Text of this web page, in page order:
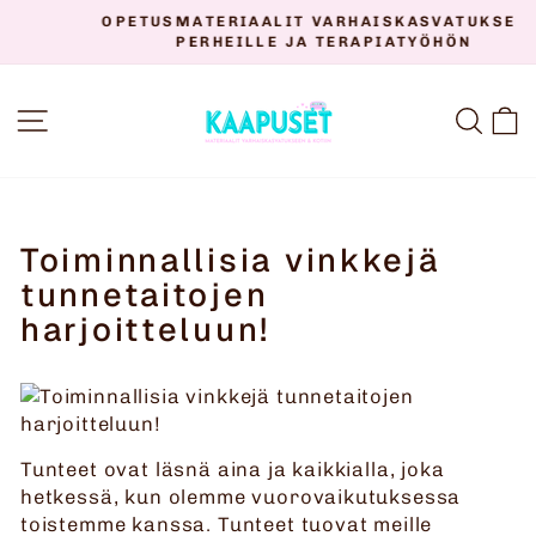
Keskeytä
OPETUSMATERIAALIT VARHAISKASVATUKSEEN,
PERHEILLE JA TERAPIATYÖHÖN
SIVUSTON NAVIGOINTI
Toiminnallisia vinkkejä
tunnetaitojen
harjoitteluun!
Tunteet ovat läsnä aina ja kaikkialla, joka
hetkessä, kun olemme vuorovaikutuksessa
toistemme kanssa. Tunteet tuovat meille